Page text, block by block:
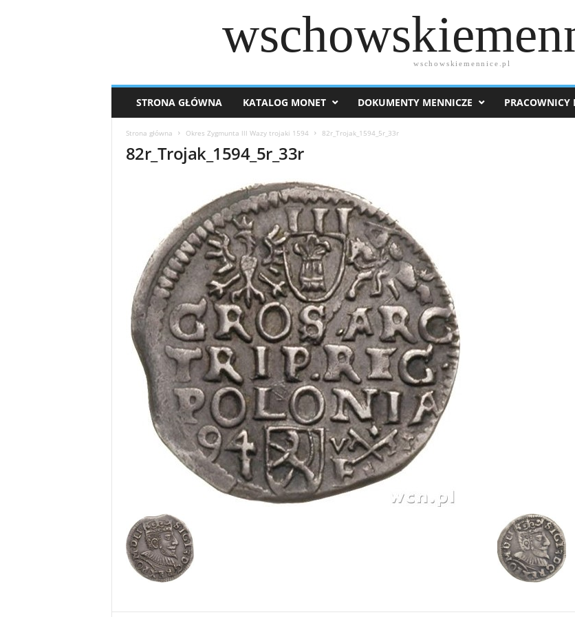
wschowskiemennice.pl
STRONA GŁÓWNA KATALOG MONET DOKUMENTY MENNICZE PRACOWNICY
Strona główna Okres Zygmunta lll Wazy trojaki 1594 82r_Trojak_1594_5r_33r
82r_Trojak_1594_5r_33r